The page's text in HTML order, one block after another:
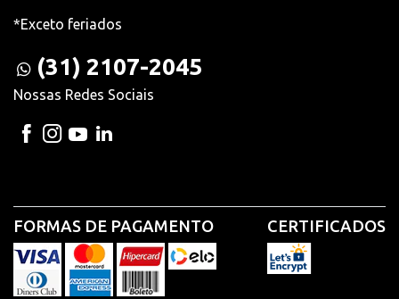
*Exceto feriados
(31) 2107-2045
Nossas Redes Sociais
FORMAS DE PAGAMENTO CERTIFICADOS